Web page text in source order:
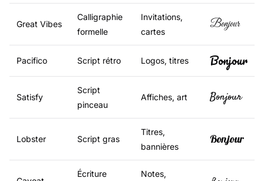
Great Vibes
Calligraphie
formelle
Invitations,
cartes
Bonjour
Pacifico Script rétro Logos, titres Bonjour
Satisfy
Script
pinceau
Affiches, art Bonjour
Lobster Script gras
Titres,
bannières
Bonjour
Écriture
Notes,